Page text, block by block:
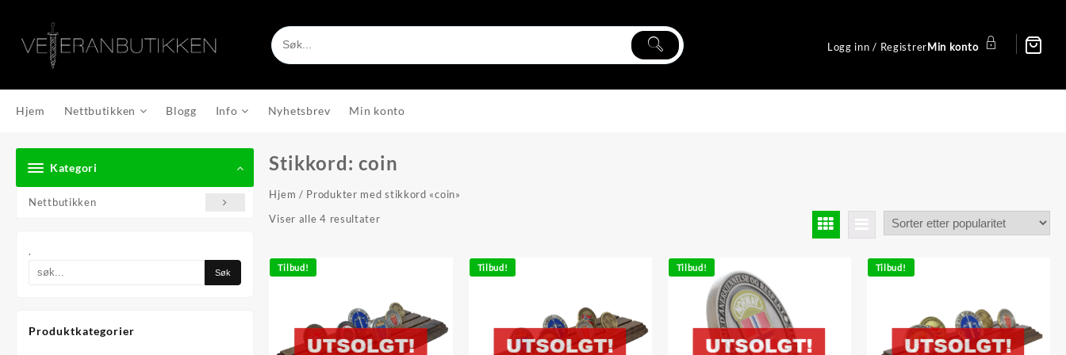
content
Logg inn / RegistrerMin konto
Hjem Nettbutikken Blogg Info Nyhetsbrev Min konto
Kategori
Nettbutikken
.
Produktkategorier
Stikkord:coin
Hjem / Produkter med stikkord «coin»
Viser alle 4 resultaterSortert
Tilbud! Tilbud! Tilbud! Tilbud!